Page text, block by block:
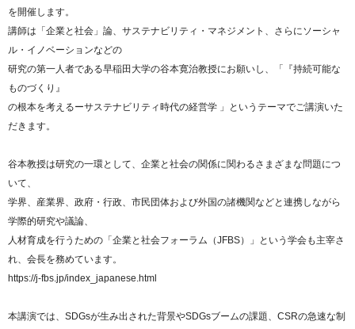
を開催します。
講師は「企業と社会」論、サステナビリティ・マネジメント、さらにソーシャ
ル・イノベーションなどの
研究の第一人者である早稲田大学の谷本寛治教授にお願いし、「『持続可能な
ものづくり』
の根本を考えるーサステナビリティ時代の経営学 」というテーマでご講演いた
だきます。
谷本教授は研究の一環として、企業と社会の関係に関わるさまざまな問題につ
いて、
学界、産業界、政府・行政、市民団体および外国の諸機関などと連携しながら
学際的研究や議論、
人材育成を行うための「企業と社会フォーラム（JFBS）」という学会も主宰さ
れ、会長を務めています。
https://j-fbs.jp/index_japanese.html
本講演では、SDGsが生み出された背景やSDGsブームの課題、CSRの急速な制